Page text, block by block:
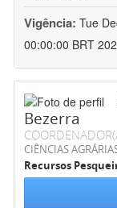
Vigência: Tue
00:00:00 BRT
Bezerra
CIÊNCIAS
Recursos